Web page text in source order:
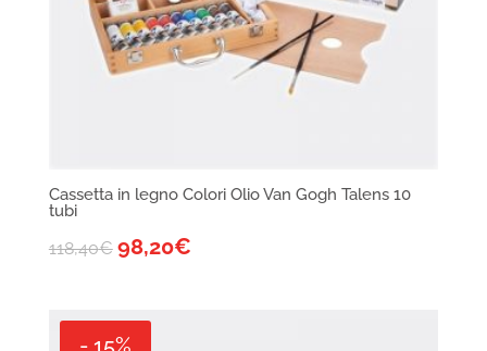
Cassetta in legno Colori Olio Van Gogh Talens 10
tubi
118,40€ 98,20€
- 15%